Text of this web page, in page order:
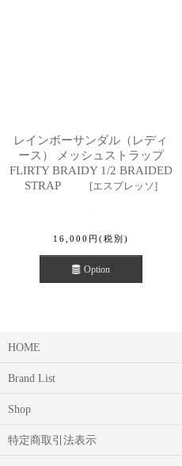
レインボーサンダル（レディ
ース） メッシュストラップ
FLIRTY BRAIDY 1/2 BRAIDED
STRAP
[エスプレッソ]
16,000 円 (税別)
Option
HOME
Brand List
Shop
特定商取引法表示